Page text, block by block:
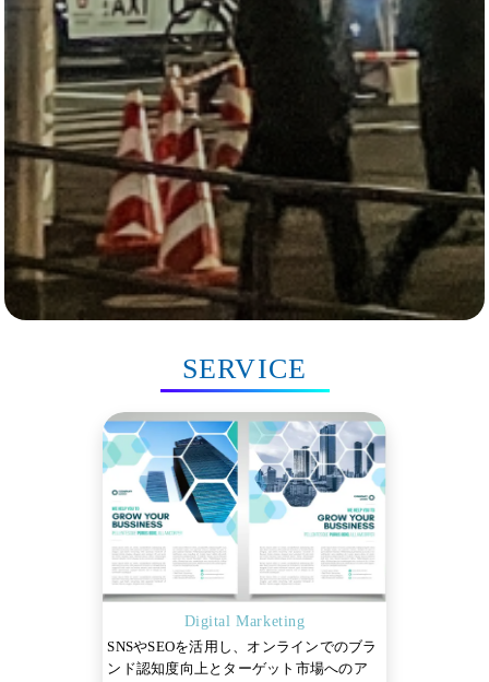
SERVICE
Digital Marketing
SNSやSEOを活用し、オンラインでのブラ
ンド認知度向上とターゲット市場へのア